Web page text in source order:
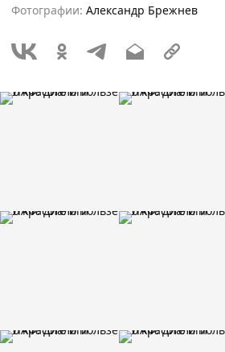
Фотографии: Александр Брежнев